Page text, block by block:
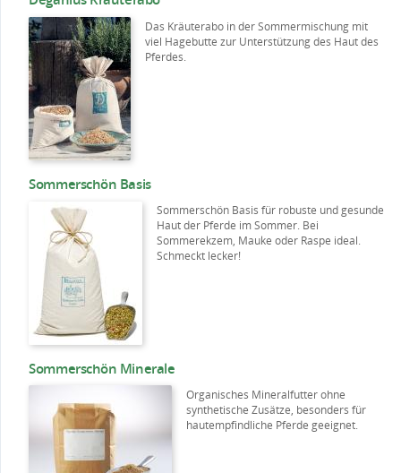
Das Kräuterabo in der Sommermischung mit
viel Hagebutte zur Unterstützung des Haut des
Pferdes.
Sommerschön Basis
Sommerschön Basis für robuste und gesunde
Haut der Pferde im Sommer. Bei
Sommerekzem, Mauke oder Raspe ideal.
Schmeckt lecker!
Sommerschön Minerale
Organisches Mineralfutter ohne
synthetische Zusätze, besonders für
hautempfindliche Pferde geeignet.